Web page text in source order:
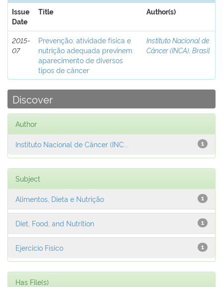
Issue
Date
Title Author(s)
2015-
07
Prevenção: atividade física e
nutrição adequada previnem
aparecimento de diversos
tipos de câncer
Instituto Nacional de
Câncer (INCA), Brasil
Discover
Author
1
Instituto Nacional de Câncer (INC...
Subject
1
Alimentos, Dieta e Nutrição
1
Diet, Food, and Nutrition
1
Ejercicio Físico
Has File(s)